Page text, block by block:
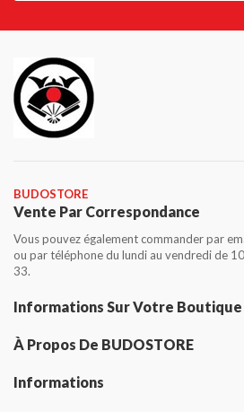
BUDOSTORE
Vente Par Correspondance
Vous pouvez également commander par
ou par téléphone du lundi au vendredi de
33.
Informations Sur Votre Boutique
À Propos De BUDOSTORE
Informations